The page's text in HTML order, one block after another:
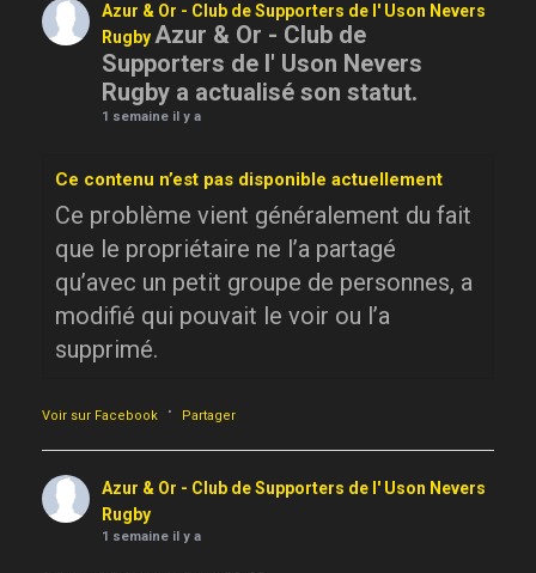
Azur & Or - Club de Supporters de l' Uson Nevers
RugbyAzur & Or - Club de
Supporters de l' Uson Nevers
Rugby a actualisé son statut.
1 semaine il y a
Ce contenu n’est pas disponible actuellement
Ce problème vient généralement du fait
que le propriétaire ne l’a partagé
qu’avec un petit groupe de personnes, a
modifié qui pouvait le voir ou l’a
supprimé.
Voir sur Facebook · Partager
Azur & Or - Club de Supporters de l' Uson Nevers
Rugby
1 semaine il y a